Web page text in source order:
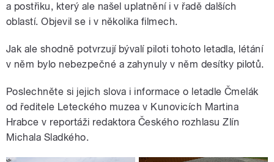
a postřiku, který ale našel uplatnění i v řadě dalších
oblastí. Objevil se i v několika filmech.
Jak ale shodně potvrzují bývalí piloti tohoto letadla, létání
v něm bylo nebezpečné a zahynuly v něm desítky pilotů.
Poslechněte si jejich slova i informace o letadle Čmelák
od ředitele Leteckého muzea v Kunovicích Martina
Hrabce v reportáži redaktora Českého rozhlasu Zlín
Michala Sladkého.